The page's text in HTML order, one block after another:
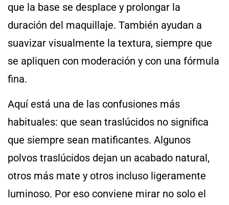
que la base se desplace y prolongar la
duración del maquillaje. También ayudan a
suavizar visualmente la textura, siempre que
se apliquen con moderación y con una fórmula
fina.
Aquí está una de las confusiones más
habituales: que sean traslúcidos no significa
que siempre sean matificantes. Algunos
polvos traslúcidos dejan un acabado natural,
otros más mate y otros incluso ligeramente
luminoso. Por eso conviene mirar no solo el